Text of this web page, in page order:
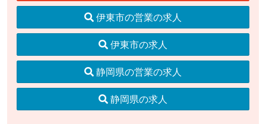
伊東市の営業の求人
伊東市の求人
静岡県の営業の求人
静岡県の求人